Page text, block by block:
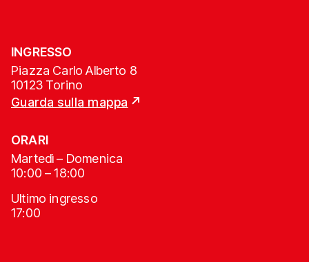
INGRESSO
Piazza Carlo Alberto 8
10123 Torino
Guarda sulla mappa
ORARI
Martedì – Domenica
10:00 – 18:00
Ultimo ingresso
17:00